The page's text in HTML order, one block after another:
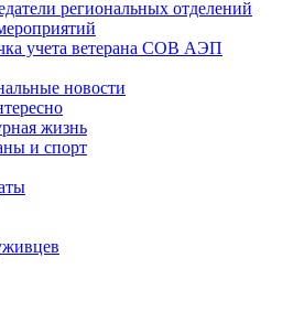
региональных отделений
учета ветерана CОВ АЭП
новости
жизнь
и спорт